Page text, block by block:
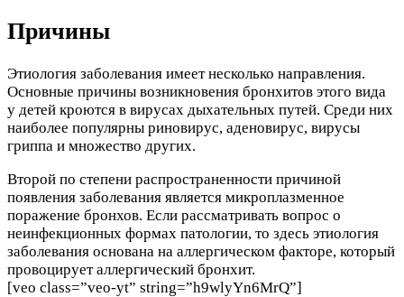
Причины
Этиология заболевания имеет несколько направления.
Основные причины возникновения бронхитов этого вида
у детей кроются в вирусах дыхательных путей. Среди них
наиболее популярны риновирус, аденовирус, вирусы
гриппа и множество других.
Второй по степени распространенности причиной
появления заболевания является микроплазменное
поражение бронхов. Если рассматривать вопрос о
неинфекционных формах патологии, то здесь этиология
заболевания основана на аллергическом факторе, который
провоцирует аллергический бронхит.
[veo class=”veo-yt” string=”h9wlyYn6MrQ”]